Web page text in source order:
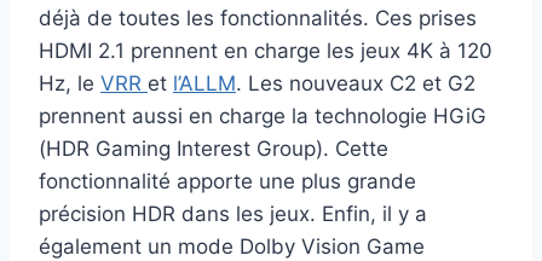
déjà de toutes les fonctionnalités. Ces prises
HDMI 2.1 prennent en charge les jeux 4K à 120
Hz, le VRR et l’ALLM. Les nouveaux C2 et G2
prennent aussi en charge la technologie HGiG
(HDR Gaming Interest Group). Cette
fonctionnalité apporte une plus grande
précision HDR dans les jeux. Enfin, il y a
également un mode Dolby Vision Game